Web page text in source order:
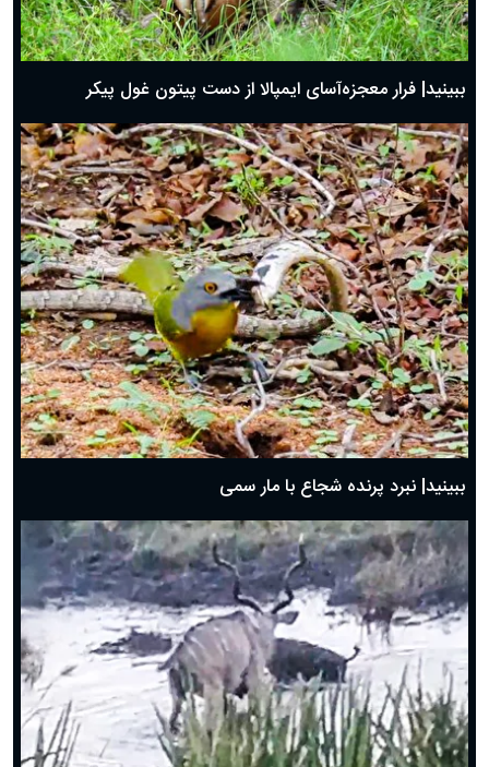
ببینید| فرار معجزه‌آسای ایمپالا از دست پیتون غول پیکر
ببینید| نبرد پرنده شجاع با مار سمی